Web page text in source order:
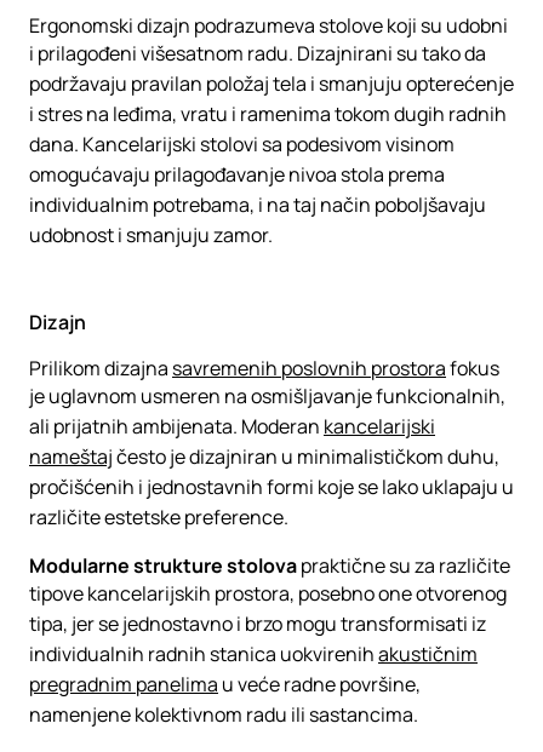
Ergonomski dizajn podrazumeva stolove koji su udobni
i prilagođeni višesatnom radu. Dizajnirani su tako da
podržavaju pravilan položaj tela i smanjuju opterećenje
i stres na leđima, vratu i ramenima tokom dugih radnih
dana. Kancelarijski stolovi sa podesivom visinom
omogućavaju prilagođavanje nivoa stola prema
individualnim potrebama, i na taj način poboljšavaju
udobnost i smanjuju zamor.
Dizajn
Prilikom dizajna savremenih poslovnih prostorafokus
je uglavnom usmeren na osmišljavanje funkcionalnih,
ali prijatnih ambijenata. Moderan kancelarijski
nameštajčesto je dizajniran u minimalističkom duhu,
pročišćenih i jednostavnih formi koje se lako uklapaju u
različite estetske preference.
Modularne strukture stolovapraktične su za različite
tipove kancelarijskih prostora, posebno one otvorenog
tipa, jer se jednostavno i brzo mogu transformisati iz
individualnih radnih stanica uokvirenihakustičnim
pregradnim panelima u veće radne površine,
namenjene kolektivnom radu ili sastancima.